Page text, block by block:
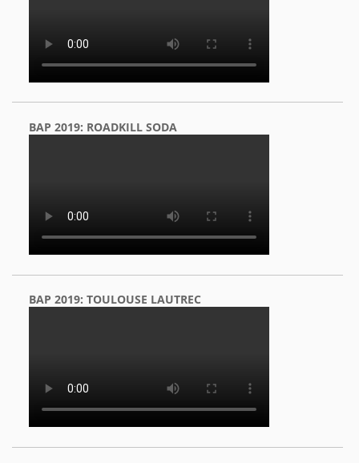
BAP 2019: ROADKILL SODA
BAP 2019: TOULOUSE LAUTREC